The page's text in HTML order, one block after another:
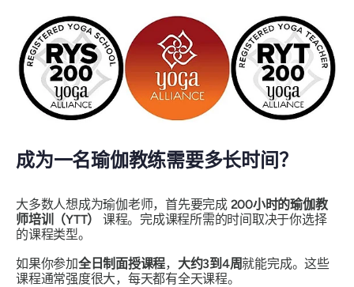
成为一名瑜伽教练需要多长时间？
大多数人想成为瑜伽老师，首先要完成 200小时的瑜伽教
师培训（YTT）
课程。完成课程所需的时间取决于你选择
的课程类型。
如果你参加全日制面授课程， 大约3到4周就能完成。这些
课程通常强度很大，每天都有全天课程。